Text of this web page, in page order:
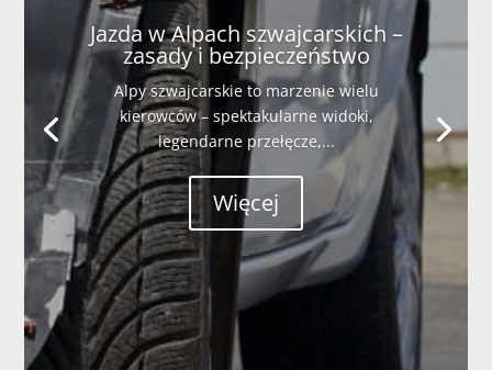
Jazda w Alpach szwajcarskich –
zasady i bezpieczeństwo
Alpy szwajcarskie to marzenie wielu
kierowców – spektakularne widoki,
legendarne przełęcze,...
Więcej